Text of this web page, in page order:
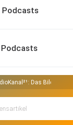
Podcasts
Das Bild der